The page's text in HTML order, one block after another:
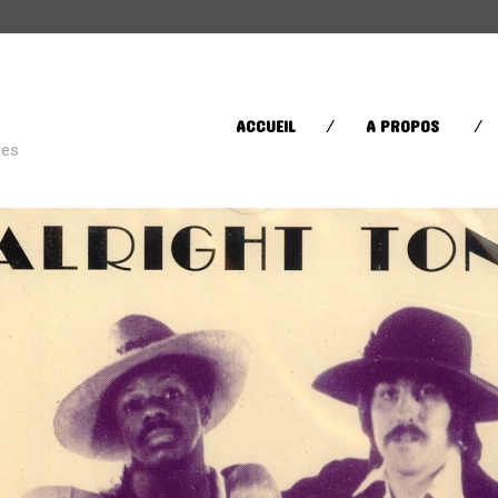
CATÉGORIES
Sugar in your bowl(432)
Toys in the Attic(11)
AFRICA AFROBEAT
BRITPOP BRIT
CLASSIQUE
CONTEMPORAIN
ACCUEIL A PROPOS